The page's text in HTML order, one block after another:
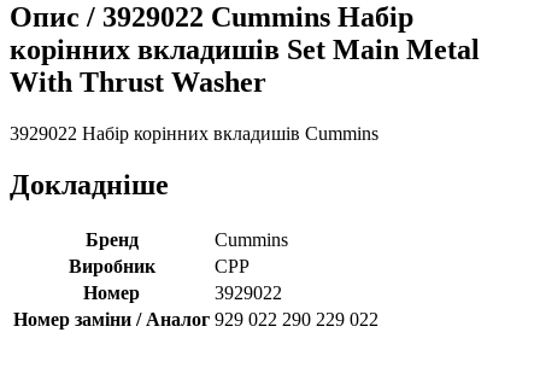
Опис / 3929022 Cummins Набір
корінних вкладишів Set Main Metal
With Thrust Washer
3929022 Набір корінних вкладишів Cummins
Докладніше
Бренд
Cummins
Виробник
CPP
Номер
3929022
Номер заміни / Аналог 929 022 290 229 022